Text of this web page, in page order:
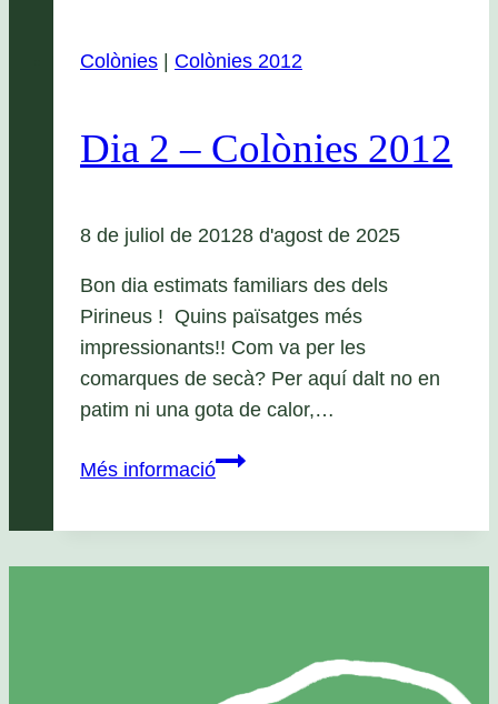
Campaments
Mini
Casals!
Colònies Colònies 2012
Dia 2 – Colònies 2012
8 de juliol de 20128 d'agost de 2025
Bon dia estimats familiars des dels
Pirineus ! Quins païsatges més
impressionants!! Com va per les
comarques de secà? Per aquí dalt no en
patim ni una gota de calor,…
Més informacióDia